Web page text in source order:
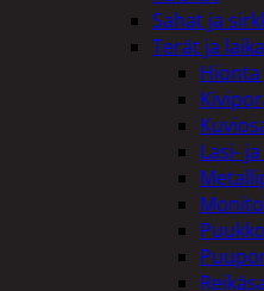
Sahat ja
Terät ja
Hionta
Lasi-